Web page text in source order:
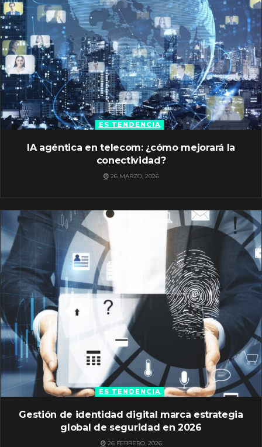
ES TENDENCIA
IA agéntica en telecom: ¿cómo mejorará la
conectividad?
26 MARZO, 2026
ES TENDENCIA
Gestión de identidad digital marca estrategia
global de seguridad en 2026
26 FEBRERO, 2026